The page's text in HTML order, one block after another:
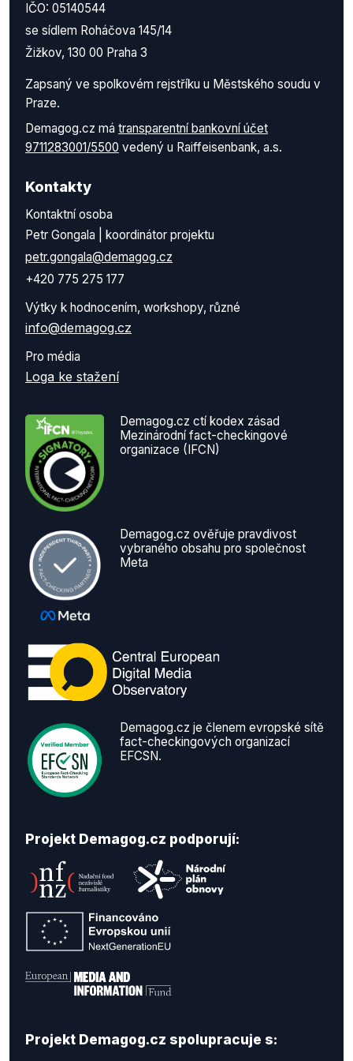
IČO: 05140544
se sídlem Roháčova 145/14
Žižkov, 130 00 Praha 3
Zapsaný ve spolkovém rejstříku u Městského soudu v
Praze.
Demagog.cz má transparentní bankovní účet
9711283001/5500 vedený u Raiffeisenbank, a.s.
Kontakty
Kontaktní osoba
Petr Gongala | koordinátor projektu
petr.gongala@demagog.cz
+420 775 275 177
Výtky k hodnocením, workshopy, různé
info@demagog.cz
Pro média
Loga ke stažení
Demagog.cz ctí kodex zásad
Mezinárodní fact-checkingové
organizace (IFCN)
Demagog.cz ověřuje pravdivost
vybraného obsahu pro společnost
Meta
Demagog.cz je členem evropské sítě
fact-checkingových organizací
EFCSN.
Projekt Demagog.cz podporují:
Projekt Demagog.cz spolupracuje s: